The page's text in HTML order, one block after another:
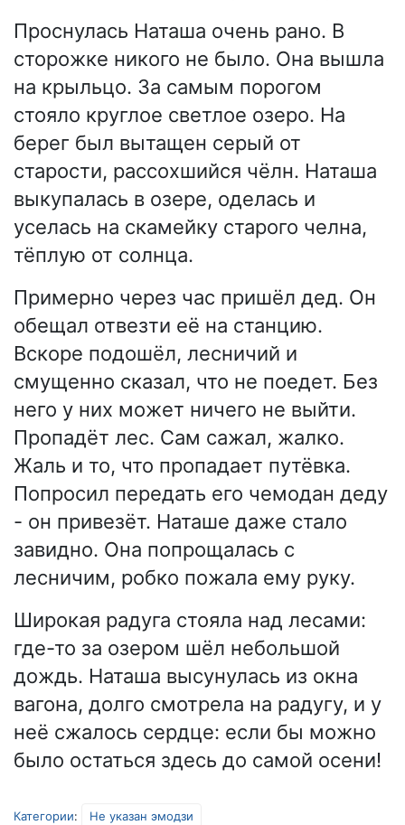
Проснулась Наташа очень рано. В
сторожке никого не было. Она вышла
на крыльцо. За самым порогом
стояло круглое светлое озеро. На
берег был вытащен серый от
старости, рассохшийся чёлн. Наташа
выкупалась в озере, оделась и
уселась на скамейку старого челна,
тёплую от солнца.
Примерно через час пришёл дед. Он
обещал отвезти её на станцию.
Вскоре подошёл, лесничий и
смущенно сказал, что не поедет. Без
него у них может ничего не выйти.
Пропадёт лес. Сам сажал, жалко.
Жаль и то, что пропадает путёвка.
Попросил передать его чемодан деду
- он привезёт. Наташе даже стало
завидно. Она попрощалась с
лесничим, робко пожала ему руку.
Широкая радуга стояла над лесами:
где-то за озером шёл небольшой
дождь. Наташа высунулась из окна
вагона, долго смотрела на радугу, и у
неё сжалось сердце: если бы можно
было остаться здесь до самой осени!
Категории: Не указан эмодзи